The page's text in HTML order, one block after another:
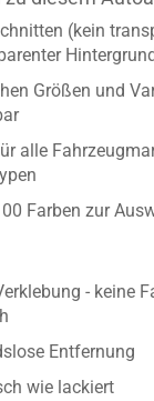
(kein
Größen und
alle
Farben zur
- keine
Entfernung
wie lackiert